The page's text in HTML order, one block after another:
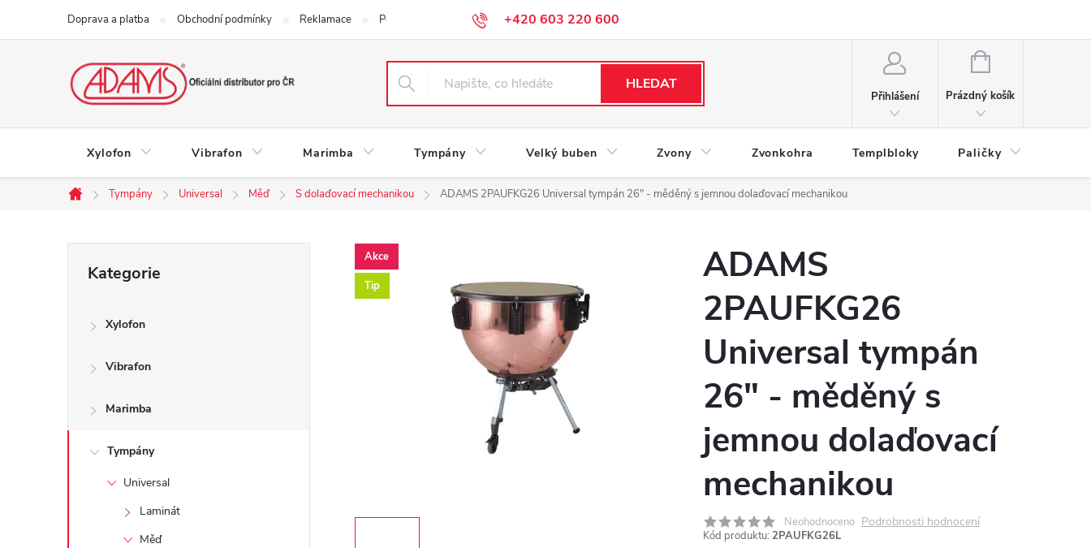
+420 603 220 600
Doprava a platba Obchodní podmínky Reklamace Podmínky ochrany osobních údajů
HLEDAT
Přihlášení
NÁKUPNÍ
Prázdný košík
Xylofon Vibrafon Marimba Tympány Velký buben Zvony Zvonkohra Templbloky Paličky
Domů
Tympány Universal Měď S dolaďovací mechanikou ADAMS 2PAUFKG26 Universal tympán 26" - měděný s jemnou dolaďovací mechanikou
r
kategorie
Kategorie
Xylofon
Vibrafon
Marimba
Tympány
Universal
Laminát
Měď
Akce
Tip
ADAMS
2PAUFKG26
Universal tympán
26" - měděný s
jemnou dolaďovací
mechanikou
Neohodnoceno Podrobnosti hodnocení
Kód produktu: 2PAUFKG26L